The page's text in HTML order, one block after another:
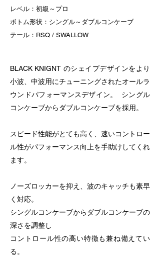
レベル：初級～プロ
ボトム形状：シングル～ダブルコンケーブ
テール：RSQ / SWALLOW
BLACK KNIGNT のシェイプデザインをより
小波、中波用にチューニングされたオールラ
ウンドパフォーマンスデザイン。 シングル
コンケーブからダブルコンケーブを採用。
スピード性能がとても高く、速いコントロー
ル性がパフォーマンス向上を手助けしてくれ
ます。
ノーズロッカーを抑え、波のキャッチも素早
く対応。
シングルコンケーブからダブルコンケーブの
深さを調整し
コントロール性の高い特徴も兼ね備えてい
る。